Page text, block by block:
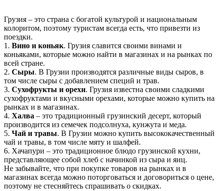
Грузия – это страна с богатой культурой и национальным
колоритом, поэтому туристам всегда есть, что привезти из
поездки.
1. Вино и коньяк. Грузия славится своими винами и
коньяками, которые можно найти в магазинах и на рынках по
всей стране.
2. Сыры. В Грузии производятся различные виды сыров, в
том числе сыры с добавлением специй и трав.
3. Сухофрукты и орехи. Грузия известна своими сладкими
сухофруктами и вкусными орехами, которые можно купить на
рынках и в магазинах.
4. Халва – это традиционный грузинский десерт, который
производится из семечек подсолнуха, кунжута и меда.
5. Чай и травы. В Грузии можно купить высококачественный
чай и травы, в том числе мяту и шалфей.
6. Хачапури – это традиционное блюдо грузинской кухни,
представляющее собой хлеб с начинкой из сыра и яиц.
Не забывайте, что при покупке товаров на рынках и в
магазинах всегда можно поторговаться и договориться о цене,
поэтому не стесняйтесь спрашивать о скидках.